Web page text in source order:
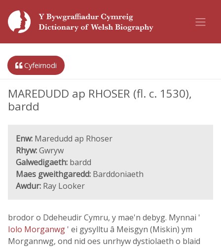
Cyfeirnodi
MAREDUDD ap RHOSER (fl. c. 1530),
bardd
Enw: Maredudd ap Rhoser
Rhyw:Gwryw
Galwedigaeth: bardd
Maes gweithgaredd: Barddoniaeth
Awdur: Ray Looker
brodor o Ddeheudir Cymru, y mae'n debyg. Mynnai '
Iolo Morganwg ' ei gysylltu â Meisgyn (Miskin) ym
Morgannwg, ond nid oes unrhyw dystiolaeth o blaid